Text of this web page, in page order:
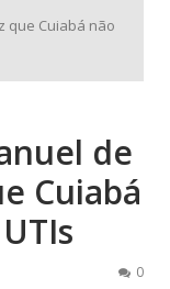
que Cuiabá não
de
Cuiabá
0